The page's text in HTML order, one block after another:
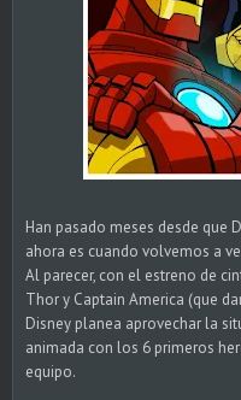
Han pasado meses desde que
ahora es cuando volvemos a
Al parecer, con el estreno de
Thor y Captain America (que
Disney planea aprovechar la
animada con los 6 primeros
equipo.